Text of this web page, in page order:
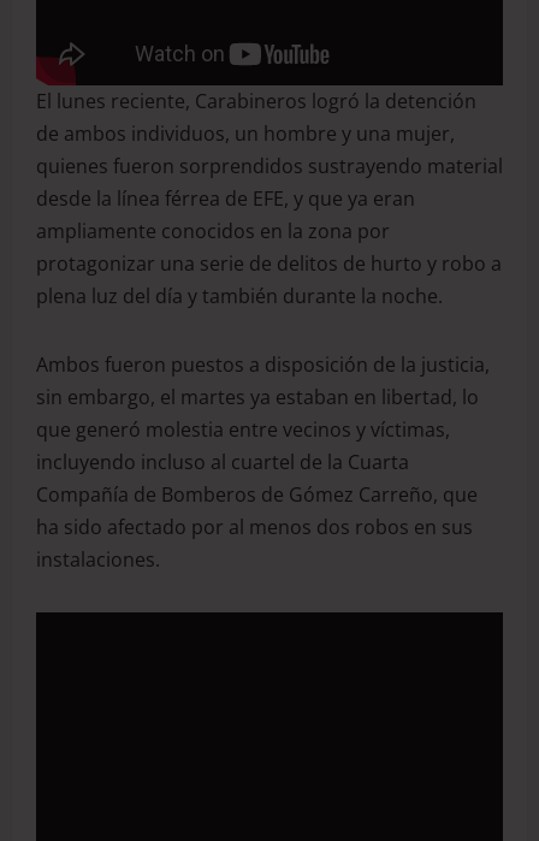
El lunes reciente, Carabineros logró la detención
de ambos individuos, un hombre y una mujer,
quienes fueron sorprendidos sustrayendo material
desde la línea férrea de EFE, y que ya eran
ampliamente conocidos en la zona por
protagonizar una serie de delitos de hurto y robo a
plena luz del día y también durante la noche.
Ambos fueron puestos a disposición de la justicia,
sin embargo, el martes ya estaban en libertad, lo
que generó molestia entre vecinos y víctimas,
incluyendo incluso al cuartel de la Cuarta
Compañía de Bomberos de Gómez Carreño, que
ha sido afectado por al menos dos robos en sus
instalaciones.